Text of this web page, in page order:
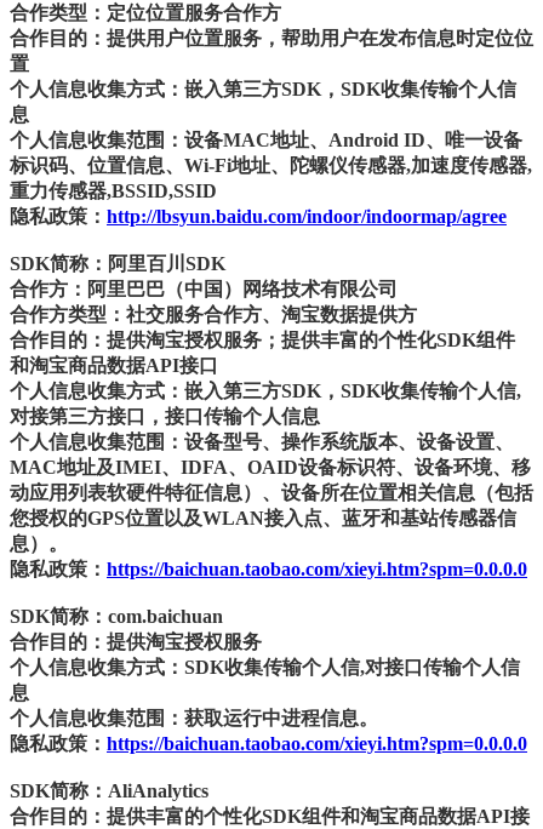
合作类型：定位位置服务合作方
合作目的：提供用户位置服务，帮助用户在发布信息时定位位
置
个人信息收集方式：嵌入第三方SDK，SDK收集传输个人信
息
个人信息收集范围：设备MAC地址、Android ID、唯一设备
标识码、位置信息、Wi-Fi地址、陀螺仪传感器,加速度传感器,
重力传感器,BSSID,SSID
隐私政策： http://lbsyun.baidu.com/indoor/indoormap/agree
SDK简称：阿里百川SDK
合作方：阿里巴巴（中国）网络技术有限公司
合作方类型：社交服务合作方、淘宝数据提供方
合作目的：提供淘宝授权服务；提供丰富的个性化SDK组件
和淘宝商品数据API接口
个人信息收集方式：嵌入第三方SDK，SDK收集传输个人信,
对接第三方接口，接口传输个人信息
个人信息收集范围：设备型号、操作系统版本、设备设置、
MAC地址及IMEI、IDFA、OAID设备标识符、设备环境、移
动应用列表软硬件特征信息）、设备所在位置相关信息（包括
您授权的GPS位置以及WLAN接入点、蓝牙和基站传感器信
息）。
隐私政策： https://baichuan.taobao.com/xieyi.htm?spm=0.0.0.0
SDK简称：com.baichuan
合作目的：提供淘宝授权服务
个人信息收集方式：SDK收集传输个人信,对接口传输个人信
息
个人信息收集范围：获取运行中进程信息。
隐私政策： https://baichuan.taobao.com/xieyi.htm?spm=0.0.0.0
SDK简称：AliAnalytics
合作目的：提供丰富的个性化SDK组件和淘宝商品数据API接